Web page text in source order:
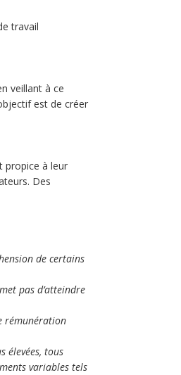
travail
veillant à ce
est de créer
propice à leur
Des
de certains
pas d’atteindre
rémunération
élevées, tous
variables tels